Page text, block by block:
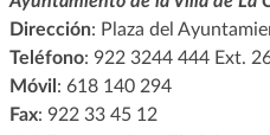
Dirección: Plaza del
Teléfono: 922 3244 444 Ext.
Móvil : 618 140 294
Fax: 922 33 45 12